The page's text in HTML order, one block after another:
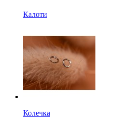
Калоти
Колечка